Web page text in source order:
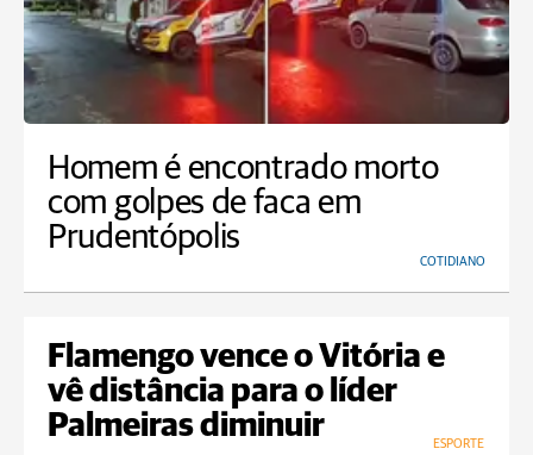
Homem é encontrado morto
com golpes de faca em
Prudentópolis
COTIDIANO
Flamengo vence o Vitória e
vê distância para o líder
Palmeiras diminuir
ESPORTE